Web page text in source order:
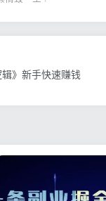
》新手快速赚钱